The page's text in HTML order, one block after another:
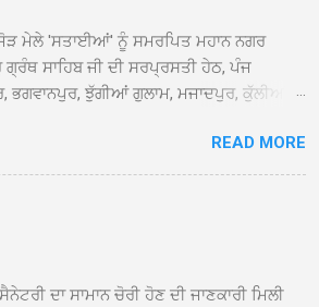
ਜੋੜ ਮੇਲੇ 'ਸਤਾਈਆਂ' ਨੂੰ ਸਮਰਪਿਤ ਮਹਾਨ ਨਗਰ
ਸਾਹਿਬ ਜੀ ਦੀ ਸਰਪ੍ਰਸਤੀ ਹੇਠ, ਪੰਜ
ਝੁੱਗੀਆਂ ਗੁਲਾਮ, ਮਜਾਦਪੁਰ, ਕੁੱਲੀਆਂ,
ਸਾਹਿਬ ਠੱਟਾ ਵਿਖੇ ਪਹੁੰਚਣ ’ਤੇ ਮੁੱਖ ਸੇਵਾਦਾਰ
ਸਵਾਗਤ ਕੀਤਾ ਗਿਆ। ਗੁਰਦੁਆਰਾ ਸ੍ਰੀ
ਮੌਕੇ ਪੰਜ ਪਿਆਰੇ ਸਾਹਿਬਾਨ ਤੇ ਨਗਰ ਕੀਰਤਨ ਦੇ
ਸਿੰਘ ਵੱਲੋਂ ਸਿਰੋਪਾਓ ਦੇ ਕੇ ਵਿਸ਼ੇਸ਼ ਤੌਰ ’ਤੇ
READ MORE
ਦਾ ਸਾਮਾਨ ਚੋਰੀ ਹੋਣ ਦੀ ਜਾਣਕਾਰੀ ਮਿਲੀ